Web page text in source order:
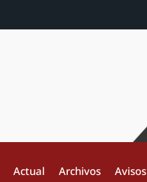
Actual Archivos Avisos